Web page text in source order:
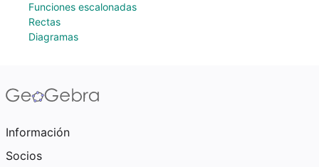
Funciones escalonadas
Rectas
Diagramas
Información
Socios